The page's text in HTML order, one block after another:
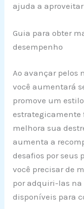
ajuda a
Guia para obter
desempenho
Ao avançar pelos
você aumentará
promove um
estrategicamente
melhora sua
aumenta a
desafios por seus
você precisar de
por adquiri-las na
disponíveis para